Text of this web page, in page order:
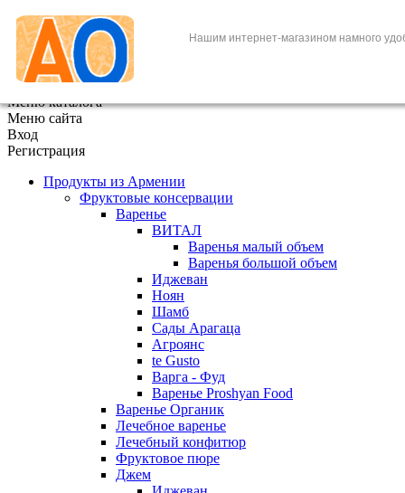
Нашим интернет-магазином намного
+7 (495) 646-888-1
В корзине 0 товаров
Меню каталога
Меню сайта
Вход
Регистрация
Продукты из Армении
Фруктовые консервации
Варенье
ВИТАЛ
Варенья малый объем
Варенья большой объем
Иджеван
Ноян
Шамб
Сады Арагаца
Агроянс
te Gusto
Варга - Фуд
Варенье Proshyan Food
Варенье Органик
Лечебное варенье
Лечебный конфитюр
Фруктовое пюре
Джем